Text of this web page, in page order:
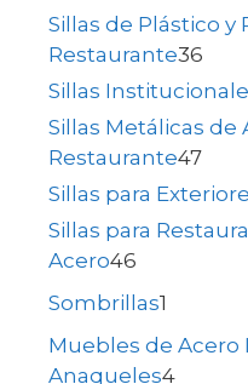
Sillas de Plástico y
Restaurante36
Sillas
Sillas Metálicas de
Restaurante47
Sillas para
Sillas para
Acero46
Sombrillas1
Muebles de Acero
Anaqueles4